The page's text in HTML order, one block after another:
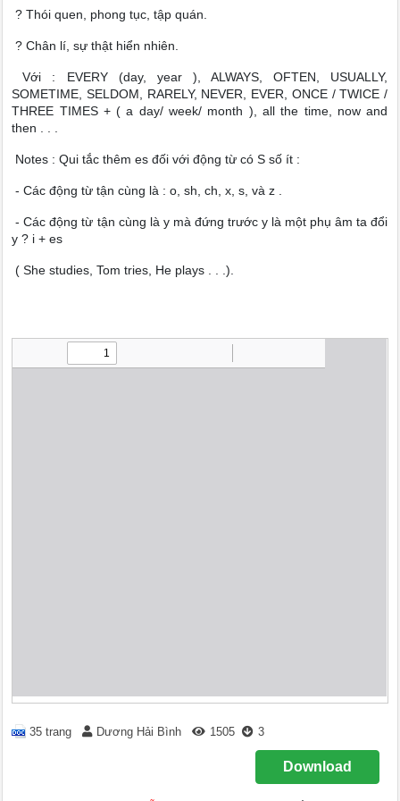
? Thói quen, phong tục, tập quán.
? Chân lí, sự thật hiển nhiên.
Với : EVERY (day, year ), ALWAYS, OFTEN, USUALLY,
SOMETIME, SELDOM, RARELY, NEVER, EVER, ONCE / TWICE /
THREE TIMES + ( a day/ week/ month ), all the time, now and
then . . .
Notes : Qui tắc thêm es đối với động từ có S số ít :
- Các động từ tận cùng là : o, sh, ch, x, s, và z .
- Các động từ tận cùng là y mà đứng trước y là một phụ âm ta đổi
y ? i + es
( She studies, Tom tries, He plays . . .).
35 trang Dương Hải Bình 1505 3
Download